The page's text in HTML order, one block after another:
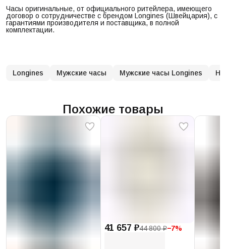
Часы оригинальные, от официального ритейлера, имеющего
договор о сотрудничестве с брендом Longines (Швейцария), с
гарантиями производителя и поставщика, в полной
комплектации.
Longines Мужские часы Мужские часы Longines
Похожие товары
41 657 ₽44 800 ₽−7%